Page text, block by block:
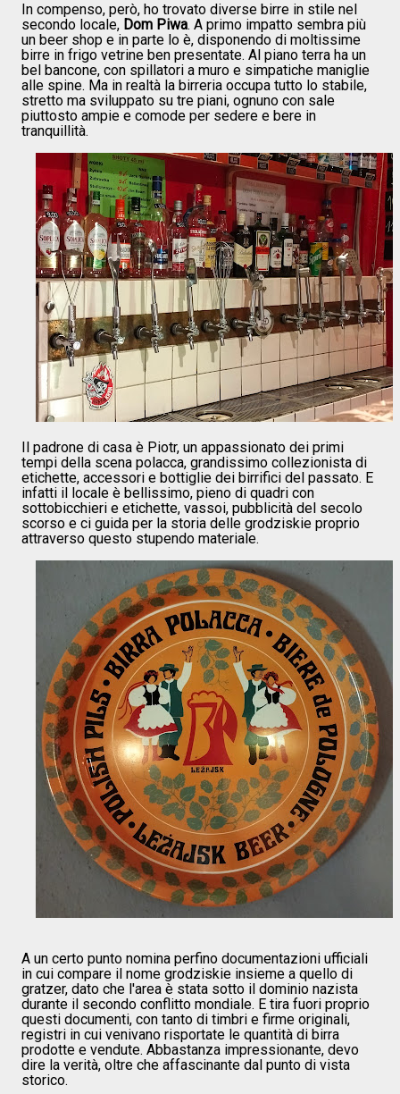
In compenso, però, ho trovato diverse birre in stile nel
secondo locale, Dom Piwa. A primo impatto sembra più
un beer shop e in parte lo è, disponendo di moltissime
birre in frigo vetrine ben presentate. Al piano terra ha un
bel bancone, con spillatori a muro e simpatiche maniglie
alle spine. Ma in realtà la birreria occupa tutto lo stabile,
stretto ma sviluppato su tre piani, ognuno con sale
piuttosto ampie e comode per sedere e bere in
tranquillità.
Il padrone di casa è Piotr, un appassionato dei primi
tempi della scena polacca, grandissimo collezionista di
etichette, accessori e bottiglie dei birrifici del passato. E
infatti il locale è bellissimo, pieno di quadri con
sottobicchieri e etichette, vassoi, pubblicità del secolo
scorso e ci guida per la storia delle grodziskie proprio
attraverso questo stupendo materiale.
A un certo punto nomina perfino documentazioni ufficiali
in cui compare il nome grodziskie insieme a quello di
gratzer, dato che l'area è stata sotto il dominio nazista
durante il secondo conflitto mondiale. E tira fuori proprio
questi documenti, con tanto di timbri e firme originali,
registri in cui venivano risportate le quantità di birra
prodotte e vendute. Abbastanza impressionante, devo
dire la verità, oltre che affascinante dal punto di vista
storico.